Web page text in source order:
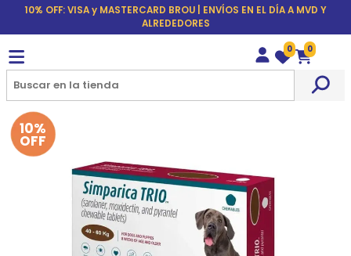
10% OFF: VISA y MASTERCARD BROU | ENVÍOS EN EL DÍA A MVD Y
ALREDEDORES
Wishlist
0
Carrito
0
10%
OFF